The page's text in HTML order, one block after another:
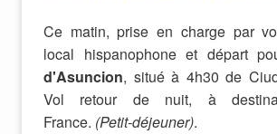
Ce matin, prise en charge par
local hispanophone et départ
d'Asuncion, situé à 4h30 de
Vol retour de nuit, à
France. (Petit-déjeuner).